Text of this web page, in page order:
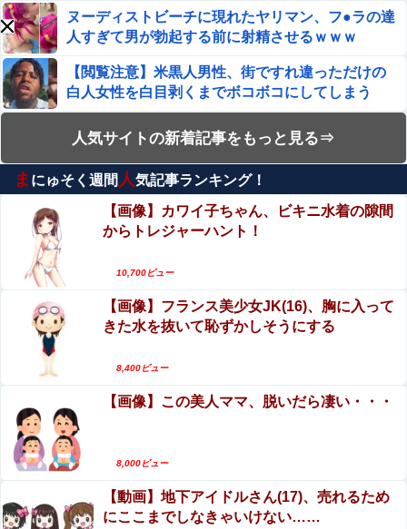
エロ漫画『のの香とこーちゃん～ち〇ち〇こわい～』を
rawやhitomiを使わずに無料で読む方法│月の負け犬
【画像あり】ロピアのパワー全開おにぎり「444円」がコ
チラｗｗｗｗｗ
【画像】女さん、ミニ過ぎる浴衣を着た写真を投稿して叩
かれるｗｗｗｗ
松本まりか「義援金と寄付金の違い」に言及→反響続々
「そんな違いあったの知りませんでした」
【悲報】 同人作家さん「夏コミで定規グッズ出します！」
→日本に「インチ表記の定規は販売禁止」という法令があ
り頒布中止に
ヌーディストビーチに現れたヤリマン、フ●ラの達人すぎ
て男が勃起する前に射精させるｗｗｗ
【ガチ】幼稚園の20代美女先生、園児のパパとの浮気セ○
クス動画が流出して終わる
イラン最高指導者のモジタバ師が危篤「いつ死亡してもお
かしくない」…イラン大統領「意思疎通はかなり難し
い」！
【朗報】日本の年金制度、GPIFの運用が思ったより好
調なおかげでなんとかなりそう他
ヌーディストビーチに現れたヤリマン、フ●ラの達
人すぎて男が勃起する前に射精させるｗｗｗ
【閲覧注意】米黒人男性、街ですれ違っただけの
白人女性を白目剥くまでボコボコにしてしまう
【ガチ】幼稚園の20代美女先生、園児のパパとの
浮気セ○クス動画が流出して終わる
エロ漫画『のの香とこーちゃん～ち〇ち〇こわい
～』をrawやhitomiを使わずに無料で読む方法│月
の負け犬
女子プロレスラーさん、地上波番組で胸元ぱっく
女優・武田玲奈、水着封印したはずがさっそく解
禁ｗｗやっぱり最高だったぞ！！
てしまう。
エロ漫画『八尺耽溺奇談』をrawやhitomiを使わず
に無料で読む方法│歯車
【動画】急病人？横須賀の国道16号でおかしな事
人気サイトの新着記事をもっと見る⇒
ま にゅそく週間 人気記事ランキング！
【画像】カワイ子ちゃん、ビキニ水着の隙間
からトレジャーハント！
10,700ビュー
【画像】フランス美少女JK(16)、胸に入って
きた水を抜いて恥ずかしそうにする
8,400ビュー
【画像】この美人ママ、脱いだら凄い・・・
8,000ビュー
【動画】地下アイドルさん(17)、売れるため
にここまでしなきゃいけない……
Sponsored Link